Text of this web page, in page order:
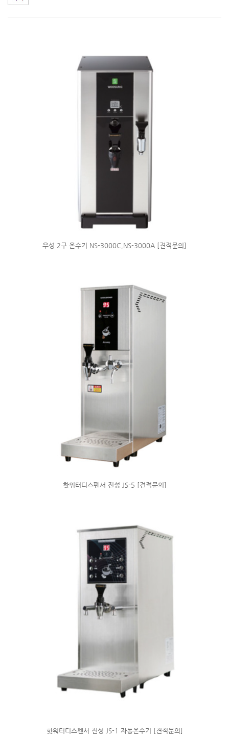
우성 2구 온수기 NS-3000C,NS-3000A [견적문의]
핫워터디스펜서 진성 JS-5 [견적문의]
핫워터디스펜서 진성 JS-1 자동온수기 [견적문의]